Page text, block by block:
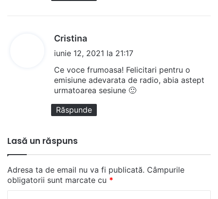
Cristina
p
u
n
e
:
iunie 12, 2021 la 21:17
Ce voce frumoasa! Felicitari pentru o
emisiune adevarata de radio, abia astept
urmatoarea sesiune 🙂
Răspunde
Lasă un răspuns
Adresa ta de email nu va fi publicată. Câmpurile
obligatorii sunt marcate cu *